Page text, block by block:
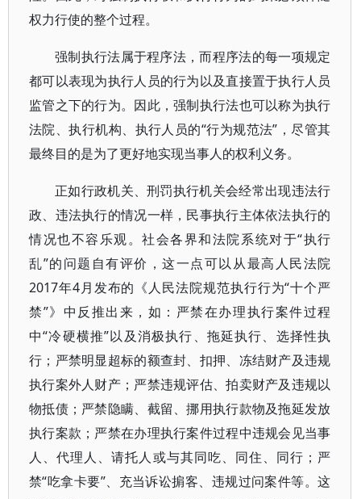
权力行使的整个过程。
强制执行法属于程序法，而程序法的每一项规定
都可以表现为执行人员的行为以及直接置于执行人员
监管之下的行为。因此，强制执行法也可以称为执行
法院、执行机构、执行人员的“行为规范法”，尽管其
最终目的是为了更好地实现当事人的权利义务。
正如行政机关、刑罚执行机关会经常出现违法行
政、违法执行的情况一样，民事执行主体依法执行的
情况也不容乐观。社会各界和法院系统对于“执行
乱”的问题自有评价，这一点可以从最高人民法院
2017年4月发布的《人民法院规范执行行为“十个严
禁”》中反推出来，如：严禁在办理执行案件过程
中“冷硬横推”以及消极执行、拖延执行、选择性执
行；严禁明显超标的额查封、扣押、冻结财产及违规
执行案外人财产；严禁违规评估、拍卖财产及违规以
物抵债；严禁隐瞒、截留、挪用执行款物及拖延发放
执行案款；严禁在办理执行案件过程中违规会见当事
人、代理人、请托人或与其同吃、同住、同行；严
禁“吃拿卡要”、充当诉讼掮客、违规过问案件等。这